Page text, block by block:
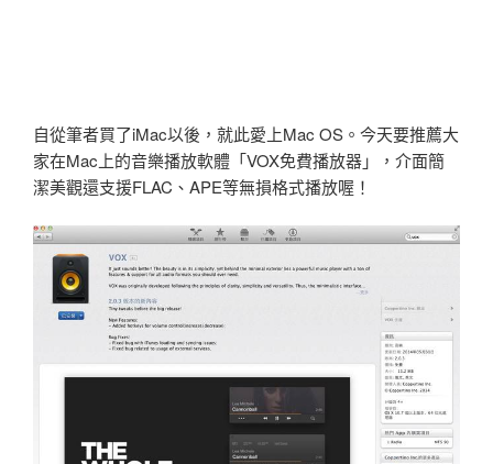
自從筆者買了iMac以後，就此愛上Mac OS。今天要推薦大
家在Mac上的音樂播放軟體「VOX免費播放器」，介面簡
潔美觀還支援FLAC、APE等無損格式播放喔！